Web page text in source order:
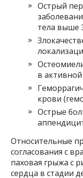
Острый
тела выше
в активной
крови
Острые
Относительные
согласования с
паховая грыжа с
сердца в стадии